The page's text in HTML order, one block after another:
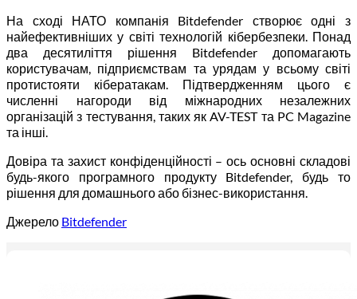
На сході НАТО компанія Bitdefender створює одні з
найефективніших у світі технологій кібербезпеки. Понад
два десятиліття рішення Bitdefender допомагають
користувачам, підприємствам та урядам у всьому світі
протистояти кібератакам. Підтвердженням цього є
численні нагороди від міжнародних незалежних
організацій з тестування, таких як AV-TEST та PC Magazine
та інші.
Довіра та захист конфіденційності – ось основні складові
будь-якого програмного продукту Bitdefender, будь то
рішення для домашнього або бізнес-використання.
Джерело Bitdefender